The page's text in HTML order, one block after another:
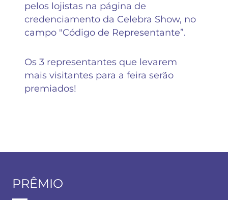
pelos lojistas na página de
credenciamento da Celebra Show, no
campo "Código de Representante”.
Os 3 representantes que levarem
mais visitantes para a feira serão
premiados!
PRÊMIO